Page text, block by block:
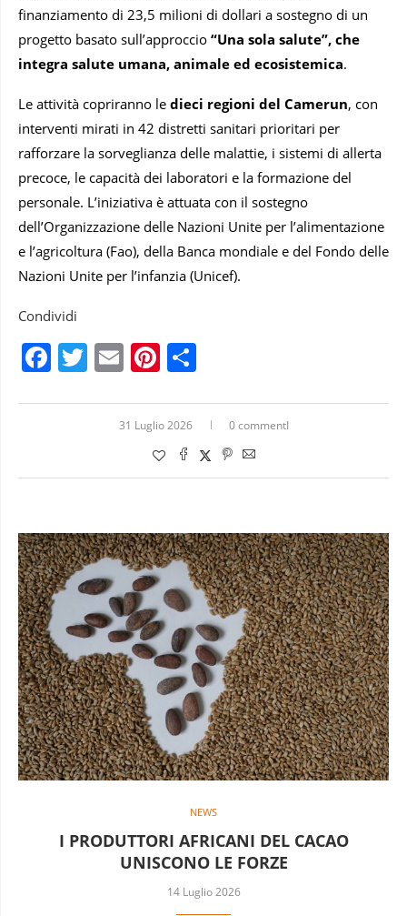
finanziamento di 23,5 milioni di dollari a sostegno di un
progetto basato sull’approccio “Una sola salute”, che
integra salute umana, animale ed ecosistemica.
Le attività copriranno le dieci regioni del Camerun, con
interventi mirati in 42 distretti sanitari prioritari per
rafforzare la sorveglianza delle malattie, i sistemi di allerta
precoce, le capacità dei laboratori e la formazione del
personale. L’iniziativa è attuata con il sostegno
dell’Organizzazione delle Nazioni Unite per l’alimentazione
e l’agricoltura (Fao), della Banca mondiale e del Fondo delle
Nazioni Unite per l’infanzia (Unicef).
Condividi
Facebook
Twitter
EmailPinterest
31 Luglio 2026 0 commentI
NEWS
I PRODUTTORI AFRICANI DEL CACAO
UNISCONO LE FORZE
14 Luglio 2026